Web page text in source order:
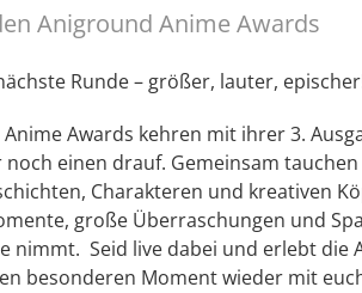
Aniground Anime Awards
Runde – größer, lauter,
Awards kehren mit ihrer 3.
noch einen drauf. Gemeinsam
Charakteren und kreativen
große Überraschungen und
nimmt. Seid live dabei und erlebt die
besonderen Moment wieder mit